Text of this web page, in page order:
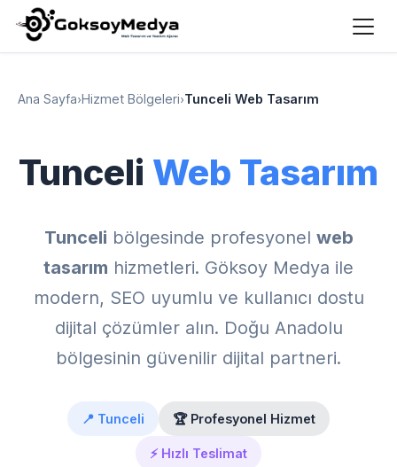
Ana Sayfa›Hizmet Bölgeleri›Tunceli Web Tasarım
Tunceli Web Tasarım
Tunceli bölgesinde profesyonel web
tasarım hizmetleri. Göksoy Medya ile
modern, SEO uyumlu ve kullanıcı dostu
dijital çözümler alın. Doğu Anadolu
bölgesinin güvenilir dijital partneri.
📍 Tunceli 🏆 Profesyonel Hizmet
⚡ Hızlı Teslimat